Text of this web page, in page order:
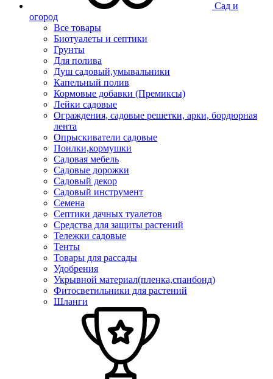
Сад и
огород
Все товары
Биотуалеты и септики
Грунты
Для полива
Душ садовый,умывальники
Капельный полив
Кормовые добавки (Премиксы)
Лейки садовые
Ограждения, садовые решетки, арки, бордюрная
лента
Опрыскиватели садовые
Поилки,кормушки
Садовая мебель
Садовые дорожки
Садовый декор
Садовый инструмент
Семена
Септики дачных туалетов
Средства для защиты растений
Тележки садовые
Тенты
Товары для рассады
Удобрения
Укрывной материал(пленка,спанбонд)
Фитосветильники для растений
Шланги